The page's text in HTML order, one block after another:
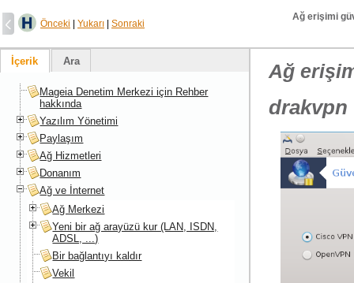
Önceki Yukarı Sonraki
Ağ erişimi
Ağ
drakvpn
İçerik Ara
Mageia Denetim Merkezi için Rehber
hakkında
Yazılım Yönetimi
Paylaşım
Ağ Hizmetleri
Donanım
Ağ ve İnternet
Ağ Merkezi
Yeni bir ağ arayüzü kur (LAN, ISDN,
ADSL, ...)
Bir bağlantıyı kaldır
Vekil